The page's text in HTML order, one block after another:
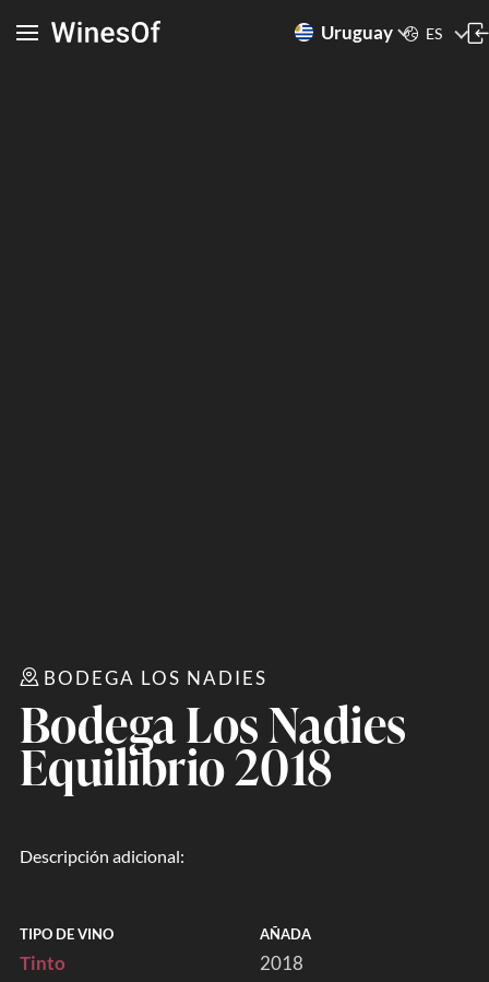
Uruguay ES
BODEGA LOS NADIES
Bodega Los Nadies
Equilibrio 2018
Descripción adicional:
TIPO DE VINO
Tinto
AÑADA
2018